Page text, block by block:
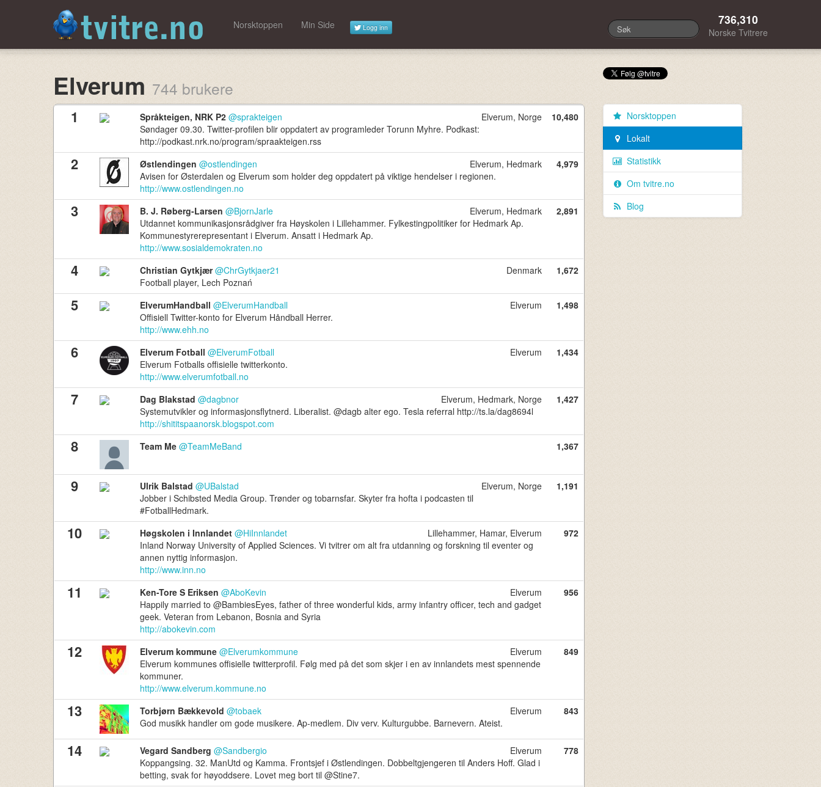
Norsktoppen Min Side Logg inn
736,310
Norske Tvitrere
Elverum 744 brukere
1 Språkteigen, NRK P2 @sprakteigen
Elverum, Norge
Søndager 09.30. Twitter-profilen blir oppdatert av programleder Torunn Myhre. Podkast:
http://podkast.nrk.no/program/spraakteigen.rss
10,480
2 Østlendingen @ostlendingen
Elverum, Hedmark
Avisen for Østerdalen og Elverum som holder deg oppdatert på viktige hendelser i regionen.
http://www.ostlendingen.no
4,979
3 B. J. Røberg-Larsen @BjornJarle
Elverum, Hedmark
Utdannet kommunikasjonsrådgiver fra Høyskolen i Lillehammer. Fylkestingpolitiker for Hedmark Ap.
Kommunestyrerepresentant i Elverum. Ansatt i Hedmark Ap.
http://www.sosialdemokraten.no
2,891
4 Christian Gytkjær @ChrGytkjaer21
Denmark
Football player, Lech Poznań
1,672
5 ElverumHandball @ElverumHandball
Elverum
Offisiell Twitter-konto for Elverum Håndball Herrer.
http://www.ehh.no
1,498
6 Elverum Fotball @ElverumFotball
Elverum
Elverum Fotballs offisielle twitterkonto.
http://www.elverumfotball.no
1,434
7 Dag Blakstad @dagbnor
Elverum, Hedmark, Norge
Systemutvikler og informasjonsflytnerd. Liberalist. @dagb alter ego. Tesla referral http://ts.la/dag8694l
http://shititspaanorsk.blogspot.com
1,427
8 Team Me @TeamMeBand 1,367
9 Ulrik Balstad @UBalstad
Elverum, Norge
Jobber i Schibsted Media Group. Trønder og tobarnsfar. Skyter fra hofta i podcasten til
#FotballHedmark.
1,191
10 Høgskolen i Innlandet @HiInnlandet
Lillehammer, Hamar, Elverum
Inland Norway University of Applied Sciences. Vi tvitrer om alt fra utdanning og forskning til eventer og
annen nyttig informasjon.
http://www.inn.no
972
11 Ken-Tore S Eriksen @AboKevin
Elverum
Happily married to @BambiesEyes, father of three wonderful kids, army infantry officer, tech and gadget
geek. Veteran from Lebanon, Bosnia and Syria
http://abokevin.com
956
12 Elverum kommune @Elverumkommune
Elverum
Elverum kommunes offisielle twitterprofil. Følg med på det som skjer i en av innlandets mest spennende
kommuner.
http://www.elverum.kommune.no
849
13 Torbjørn Bækkevold @tobaek
Elverum
God musikk handler om gode musikere. Ap-medlem. Div verv. Kulturgubbe. Barnevern. Ateist.
843
14 Vegard Sandberg @Sandbergio
Elverum
Koppangsing. 32. ManUtd og Kamma. Frontsjef i Østlendingen. Dobbeltgjengeren til Anders Hoff. Glad i
betting, svak for høyoddsere. Lovet meg bort til @Stine7.
778
Norsktoppen
Lokalt
Statistikk
Om tvitre.no
Blog